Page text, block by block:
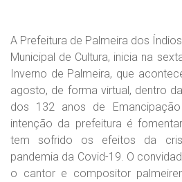
A Prefeitura de Palmeira dos
Municipal de Cultura, inicia na
Inverno de Palmeira, que
agosto, de forma virtual, dentro
dos 132 anos de
intenção da prefeitura é
tem sofrido os efeitos da
pandemia da Covid-19. O
o cantor e compositor